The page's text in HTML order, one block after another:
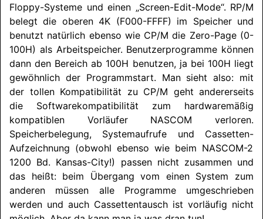
Floppy-Systeme und einen „Screen-Edit-Mode“. RP/M
belegt die oberen 4K (F000-FFFF) im Speicher und
benutzt natürlich ebenso wie CP/M die Zero-Page (0-
100H) als Arbeitspeicher. Benutzerprogramme können
dann den Bereich ab 100H benutzen, ja bei 100H liegt
gewöhnlich der Programmstart. Man sieht also: mit
der tollen Kompatibilität zu CP/M geht andererseits
die Softwarekompatibilität zum hardwaremäßig
kompatiblen Vorläufer NASCOM verloren.
Speicherbelegung, Systemaufrufe und Cassetten-
Aufzeichnung (obwohl ebenso wie beim NASCOM-2
1200 Bd. Kansas-City!) passen nicht zusammen und
das heißt: beim Übergang vom einen System zum
anderen müssen alle Programme umgeschrieben
werden und auch Cassettentausch ist vorläufig nicht